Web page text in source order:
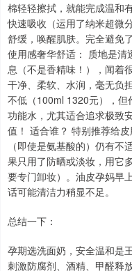
棉轻轻擦拭，就能完成温和
快速吸收（运用了纳米超微
舒缓，唤醒肌肤。完全避免
使用感奢华舒适： 质地是
息（不是香精味！），闻着
干净、柔软、水润，毫无负
不低（100ml 1320元），但
功能水，尤其适合追求极致
值！ 适合谁？ 特别推荐给
（即使是氨基酸的）仍有
果只用了防晒或淡妆，用它
要专门卸妆）。油皮孕妈早
话可能清洁力稍显不足。
总结一下：
孕期选洗面奶，安全温和是
刺激防腐剂、酒精、甲醛释